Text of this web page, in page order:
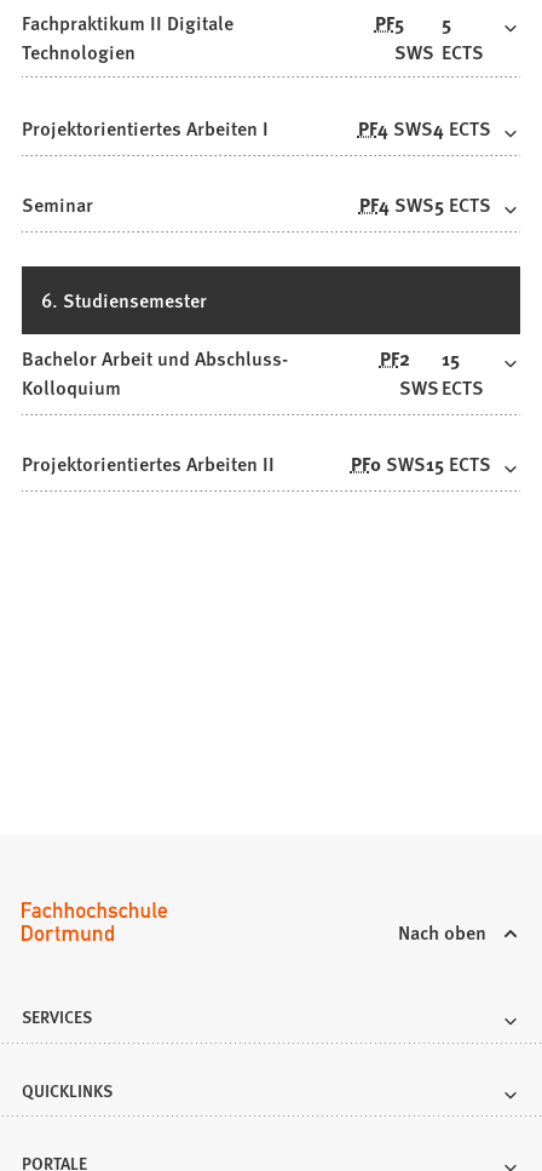
Fachpraktikum II Digitale
Technologien
PF5
SWS
5
ECTS
Projektorientiertes Arbeiten I PF4 SWS4 ECTS
Seminar PF4 SWS5 ECTS
6. Studiensemester
Bachelor Arbeit und Abschluss-
Kolloquium
PF2
SWS
15
ECTS
Projektorientiertes Arbeiten II PF0 SWS15 ECTS
Nach oben
SERVICES
QUICKLINKS
PORTALE